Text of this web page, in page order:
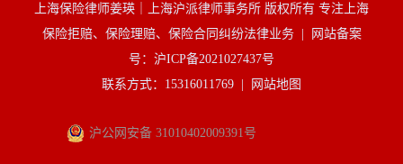
上海保险律师姜瑛｜上海沪派律师事务所 版权所有 专注上海
保险拒赔、保险理赔、保险合同纠纷法律业务 |
网站备案
号：沪ICP备2021027437号
联系方式：15316011769 |
网站地图
沪公网安备 31010402009391号